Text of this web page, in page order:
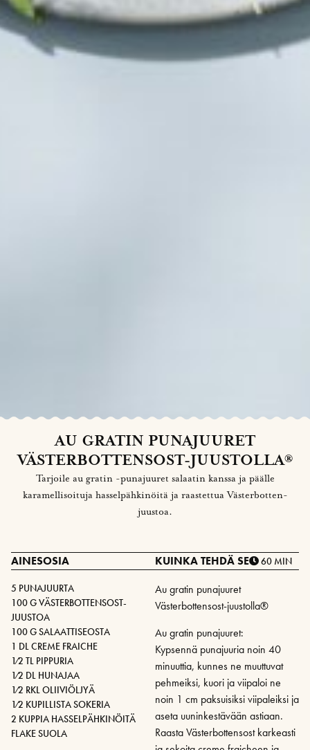
AU GRATIN PUNAJUURET
VÄSTERBOTTENSOST-JUUSTOLLA®
Tarjoile au gratin -punajuuret salaatin kanssa ja päälle
karamellisoituja hasselpähkinöitä ja raastettua Västerbotten-
juustoa.
AINESOSIA
5 PUNAJUURTA
100 G VÄSTERBOTTENSOST-
JUUSTOA
100 G SALAATTISEOSTA
1 DL CREME FRAICHE
1⁄2 TL PIPPURIA
1⁄2 DL HUNAJAA
1⁄2 RKL OLIIVIÖLJYÄ
1⁄2 KUPILLISTA SOKERIA
2 KUPPIA HASSELPÄHKINÖITÄ
FLAKE SUOLA
KUINKA TEHDÄ SE 60 MIN
Au gratin punajuuret
Västerbottensost-juustolla®
Au gratin punajuuret:
Kypsennä punajuuria noin 40
minuuttia, kunnes ne muuttuvat
pehmeiksi, kuori ja viipaloi ne
noin 1 cm paksuisiksi viipaleiksi ja
aseta uuninkestävään astiaan.
Raasta Västerbottensost karkeasti